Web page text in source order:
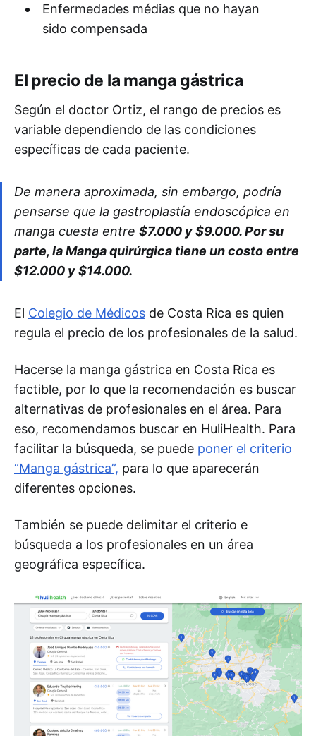
Enfermedades médias que no hayan
sido compensada
El precio de la manga gástrica
Según el doctor Ortiz, el rango de precios es
variable dependiendo de las condiciones
específicas de cada paciente.
De manera aproximada, sin embargo, podría
pensarse que la gastroplastía endoscópica en
manga cuesta entre $7.000 y $9.000. Por su
parte, la Manga quirúrgica tiene un costo entre
$12.000 y $14.000.
El Colegio de Médicos de Costa Rica es quien
regula el precio de los profesionales de la salud.
Hacerse la manga gástrica en Costa Rica es
factible, por lo que la recomendación es buscar
alternativas de profesionales en el área. Para
eso, recomendamos buscar en HuliHealth. Para
facilitar la búsqueda, se puede poner el criterio
“Manga gástrica”, para lo que aparecerán
diferentes opciones.
También se puede delimitar el criterio e
búsqueda a los profesionales en un área
geográfica específica.